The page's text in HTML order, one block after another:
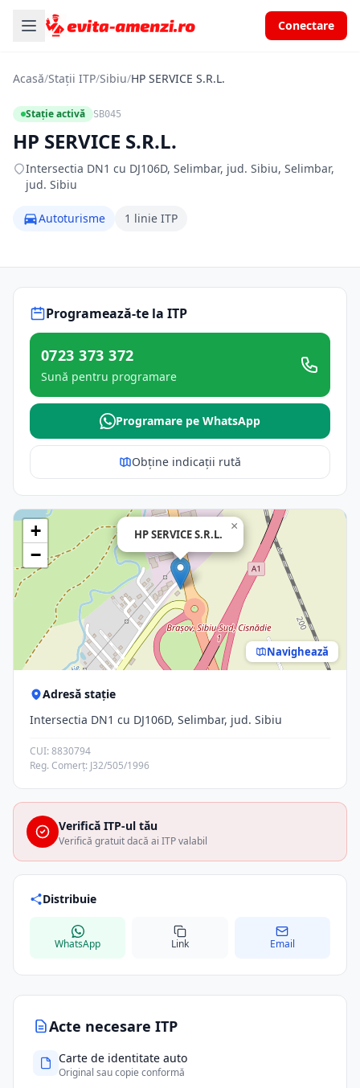
Conectare
Acasă/Stații ITP/Sibiu/HP SERVICE S.R.L.
Stație activă SB045
HP SERVICE S.R.L.
Intersectia DN1 cu DJ106D, Selimbar, jud. Sibiu, Selimbar,
jud. Sibiu
Autoturisme 1 linie ITP
Acte necesare ITP
Carte de identitate auto
Original sau copie conformă
Programează-te la ITP
0723 373 372
Sună pentru programare
Programare pe WhatsApp
Obține indicații rută
HP SERVICE S.R.L.
×
+
−
Navighează
Adresă stație
Intersectia DN1 cu DJ106D, Selimbar, jud. Sibiu
CUI: 8830794
Reg. Comerț: J32/505/1996
Verifică ITP-ul tău
Verifică gratuit dacă ai ITP valabil
Distribuie
WhatsApp Link Email